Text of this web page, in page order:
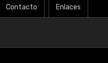
Contacto Enlaces